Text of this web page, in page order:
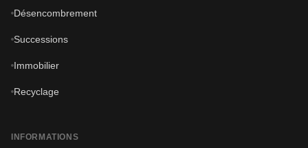
Désencombrement
Successions
Immobilier
Recyclage
INFORMATIONS